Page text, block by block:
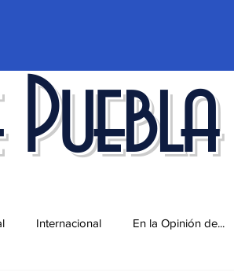
Internacional En la Opinión de...